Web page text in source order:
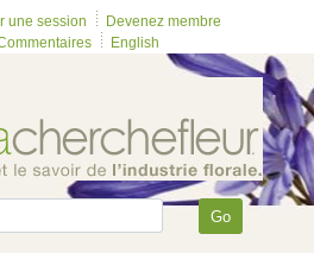
une session
Devenez membre
English
Go